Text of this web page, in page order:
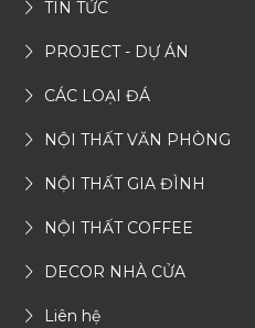
TIN TỨC
PROJECT - DỰ ÁN
CÁC LOẠI ĐÁ
NỘI THẤT VĂN PHÒNG
NỘI THẤT GIA ĐÌNH
NỘI THẤT COFFEE
DECOR NHÀ CỬA
Liên hệ